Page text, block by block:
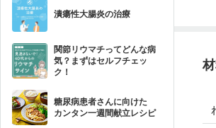
潰瘍性大腸炎の治療
関節リウマチってどんな病
気？まずはセルフチェッ
ク！
糖尿病患者さんに向けた
カンタン一週間献立レシピ